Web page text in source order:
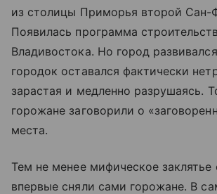
из столицы Приморья второй Сан-
Появилась программа
Владивостока. Но город
городок оставался фактически
зарастая и медленно разрушаясь.
горожане заговорили о
места.
Тем не менее мифическое заклятье
впервые сняли сами горожане. В